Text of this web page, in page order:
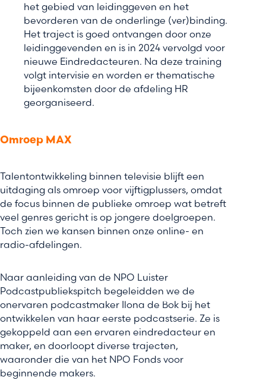
het gebied van leidinggeven en het
bevorderen van de onderlinge (ver)binding.
Het traject is goed ontvangen door onze
leidinggevenden en is in 2024 vervolgd voor
nieuwe Eindredacteuren. Na deze training
volgt intervisie en worden er thematische
bijeenkomsten door de afdeling HR
georganiseerd.
Omroep MAX
Talentontwikkeling binnen televisie blijft een
uitdaging als omroep voor vijftigplussers, omdat
de focus binnen de publieke omroep wat betreft
veel genres gericht is op jongere doelgroepen.
Toch zien we kansen binnen onze online- en
radio-afdelingen.
Naar aanleiding van de NPO Luister
Podcastpubliekspitch begeleidden we de
onervaren podcastmaker Ilona de Bok bij het
ontwikkelen van haar eerste podcastserie. Ze is
gekoppeld aan een ervaren eindredacteur en
maker, en doorloopt diverse trajecten,
waaronder die van het NPO Fonds voor
beginnende makers.